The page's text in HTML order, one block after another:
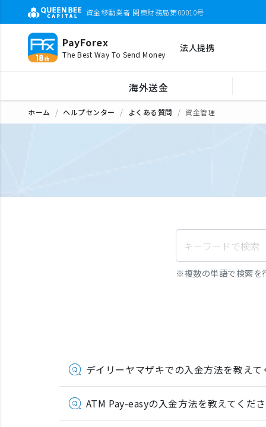
資金移動業者 関東財務局第00010号
PayForex
The Best Way To Send Money
法人提携
海外送金
ホーム ヘルプセンター よくある質問 資金管理
※複数の単語で検索を
デイリーヤマザキでの入金方法を教えて
ATM Pay-easyの入金方法を教えてくだ